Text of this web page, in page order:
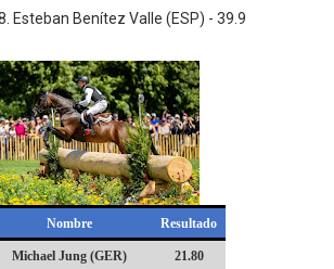
Esteban Benítez Valle (ESP) - 39.9
Nombre Resultado
Michael Jung (GER)
21.80